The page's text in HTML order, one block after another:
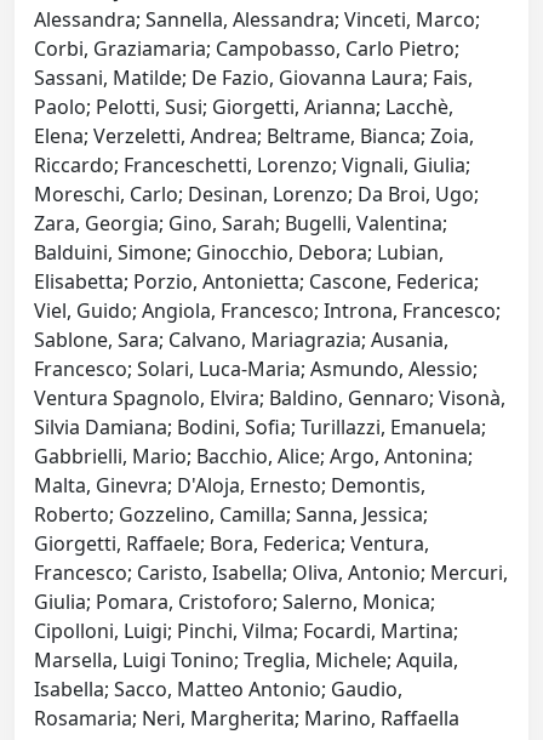
Alessandra; Sannella, Alessandra; Vinceti, Marco;
Corbi, Graziamaria; Campobasso, Carlo Pietro;
Sassani, Matilde; De Fazio, Giovanna Laura; Fais,
Paolo; Pelotti, Susi; Giorgetti, Arianna; Lacchè,
Elena; Verzeletti, Andrea; Beltrame, Bianca; Zoia,
Riccardo; Franceschetti, Lorenzo; Vignali, Giulia;
Moreschi, Carlo; Desinan, Lorenzo; Da Broi, Ugo;
Zara, Georgia; Gino, Sarah; Bugelli, Valentina;
Balduini, Simone; Ginocchio, Debora; Lubian,
Elisabetta; Porzio, Antonietta; Cascone, Federica;
Viel, Guido; Angiola, Francesco; Introna, Francesco;
Sablone, Sara; Calvano, Mariagrazia; Ausania,
Francesco; Solari, Luca-Maria; Asmundo, Alessio;
Ventura Spagnolo, Elvira; Baldino, Gennaro; Visonà,
Silvia Damiana; Bodini, Sofia; Turillazzi, Emanuela;
Gabbrielli, Mario; Bacchio, Alice; Argo, Antonina;
Malta, Ginevra; D'Aloja, Ernesto; Demontis,
Roberto; Gozzelino, Camilla; Sanna, Jessica;
Giorgetti, Raffaele; Bora, Federica; Ventura,
Francesco; Caristo, Isabella; Oliva, Antonio; Mercuri,
Giulia; Pomara, Cristoforo; Salerno, Monica;
Cipolloni, Luigi; Pinchi, Vilma; Focardi, Martina;
Marsella, Luigi Tonino; Treglia, Michele; Aquila,
Isabella; Sacco, Matteo Antonio; Gaudio,
Rosamaria; Neri, Margherita; Marino, Raffaella